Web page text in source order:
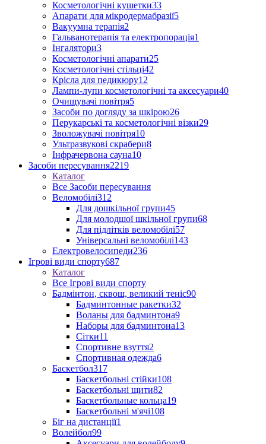
Косметологічні кушетки33
Апарати для мікродермабразії5
Вакуумна терапія2
Гальванотерапія та електропорація1
Інгалятори3
Косметологічні апарати25
Косметологічні стільці42
Крісла для педикюру12
Лампи-лупи косметологічні та аксесуари40
Очищувачі повітря5
Засоби по догляду за шкірою26
Перукарські та косметологічні візки29
Зволожувачі повітря10
Ультразвукові скрабери8
Інфрачервона сауна10
Засоби пересування2219
Каталог
Все Засоби пересування
Веломобілі312
Для дошкільної групи45
Для молодшої шкільної групи68
Для підлітків веломобілі57
Універсальні веломобілі143
Електровелосипеди236
Ігрові види спорту687
Каталог
Все Ігрові види спорту
Бадмінтон, сквош, великий теніс90
Бадминтонные ракетки32
Воланы для бадминтона9
Наборы для бадминтона13
Сітки11
Спортивне взуття2
Спортивная одежда6
Баскетбол317
Баскетбольні стійки108
Баскетбольні щити82
Баскетбольные кольца19
Баскетбольні м'ячі108
Біг на дистанції1
Волейбол99